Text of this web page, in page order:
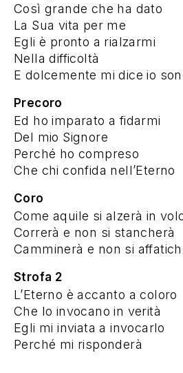
Così grande che ha dato
La Sua vita per me
Egli è pronto a rialzarmi
Nella difficoltà
E dolcemente mi dice io
Precoro
Ed ho imparato a fidarmi
Del mio Signore
Perché ho compreso
Che chi confida nell’Eterno
Coro
Come aquile si alzerà in
Correrà e non si stancherà
Camminerà e non si
Strofa 2
L’Eterno è accanto a coloro
Che lo invocano in verità
Egli mi inviata a invocarlo
Perché mi risponderà